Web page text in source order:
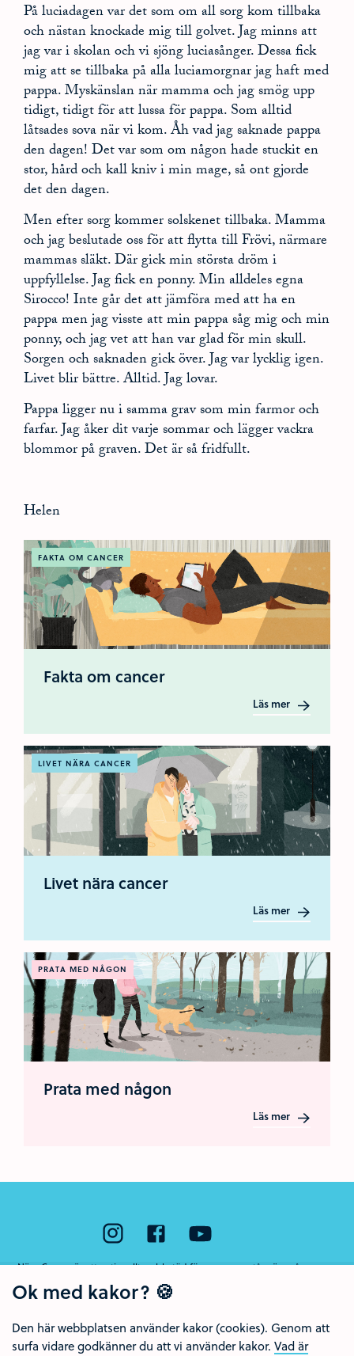
På luciadagen var det som om all sorg kom tillbaka
och nästan knockade mig till golvet. Jag minns att
jag var i skolan och vi sjöng luciasånger. Dessa fick
mig att se tillbaka på alla luciamorgnar jag haft med
pappa. Myskänslan när mamma och jag smög upp
tidigt, tidigt för att lussa för pappa. Som alltid
låtsades sova när vi kom. Åh vad jag saknade pappa
den dagen! Det var som om någon hade stuckit en
stor, hård och kall kniv i min mage, så ont gjorde
det den dagen.
Men efter sorg kommer solskenet tillbaka. Mamma
och jag beslutade oss för att flytta till Frövi, närmare
mammas släkt. Där gick min största dröm i
uppfyllelse. Jag fick en ponny. Min alldeles egna
Sirocco! Inte går det att jämföra med att ha en
pappa men jag visste att min pappa såg mig och min
ponny, och jag vet att han var glad för min skull.
Sorgen och saknaden gick över. Jag var lycklig igen.
Livet blir bättre. Alltid. Jag lovar.
Pappa ligger nu i samma grav som min farmor och
farfar. Jag åker dit varje sommar och lägger vackra
blommor på graven. Det är så fridfullt.
Helen
FAKTA OM CANCER
Fakta om cancer
Läs mer
LIVET NÄRA CANCER
Livet nära cancer
Läs mer
PRATA MED NÅGON
Prata med någon
Läs mer
Ok med kakor? 🍪
Den här webbplatsen använder kakor (cookies). Genom att
surfa vidare godkänner du att vi använder kakor. Vad är
Nära Cancer är ett nationellt webbstöd för unga som står nära någon som
Örebro län och Regionalt cancercentrum Uppsala- Örebro.